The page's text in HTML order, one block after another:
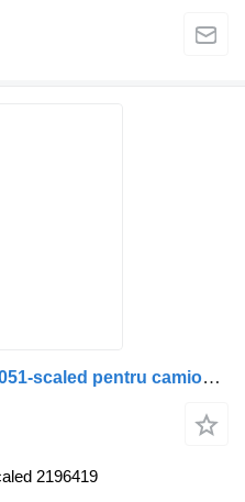
Motor hidraulic 1643203172051-scaled pentru camion Scania
2196419